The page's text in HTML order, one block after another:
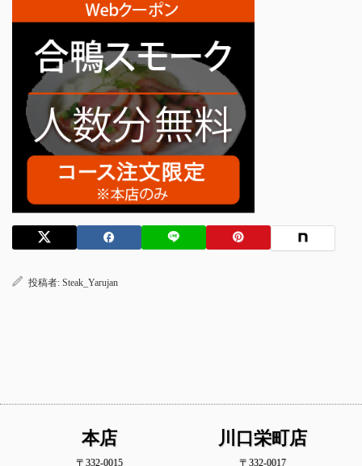
投稿者: Steak_Yarujan
本店
〒332-0015
川口栄町店
〒332-0017